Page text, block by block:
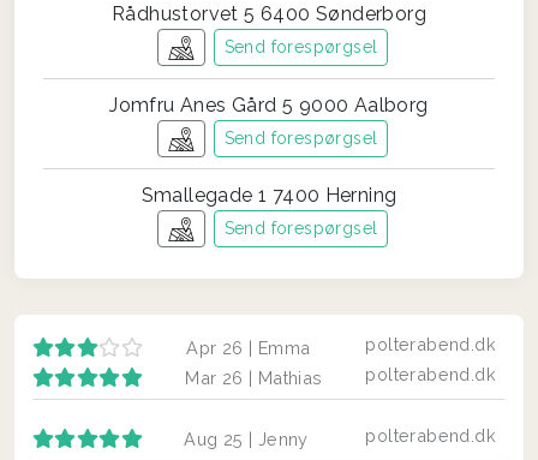
Rådhustorvet 5 6400 Sønderborg
Send forespørgsel
Jomfru Anes Gård 5 9000 Aalborg
Send forespørgsel
Smallegade 1 7400 Herning
Send forespørgsel
polterabend.dk
Apr 26 | Emma
polterabend.dk
Mar 26 | Mathias
polterabend.dk
Aug 25 | Jenny